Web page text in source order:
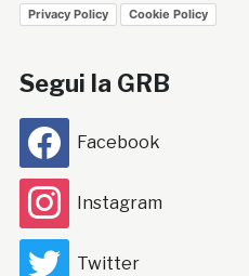
Privacy Policy Cookie Policy
Segui la GRB
Facebook
Instagram
Twitter